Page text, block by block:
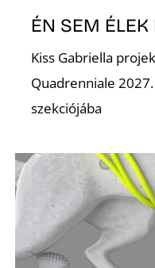
ÉN SEM ÉLEK
Kiss Gabriella
Quadrenniale
szekciójába